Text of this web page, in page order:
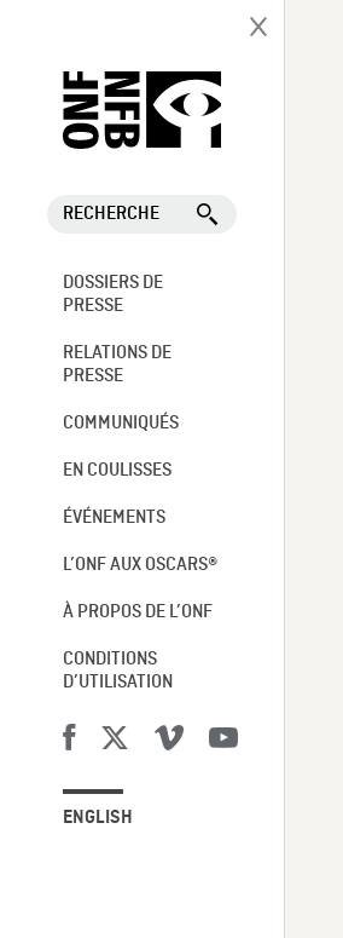
RECHERCHE
DOSSIERS DE
PRESSE
RELATIONS DE
PRESSE
COMMUNIQUÉS
EN COULISSES
ÉVÉNEMENTS
L’ONF AUX OSCARS®
À PROPOS DE L’ONF
CONDITIONS
D’UTILISATION
ENGLISH